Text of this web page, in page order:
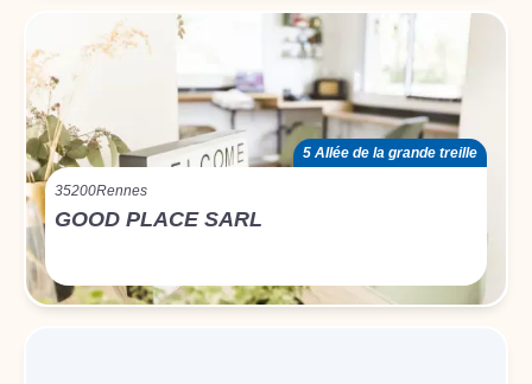
5 Allée de la grande treille
35200Rennes
GOOD PLACE SARL